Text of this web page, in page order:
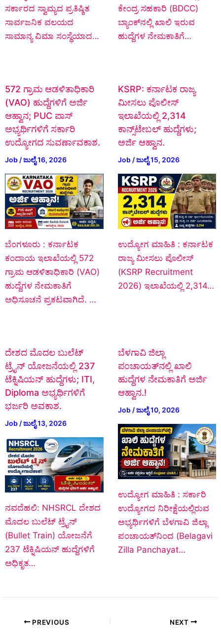
ಸರ್ಕಾರದ ಸ್ವಾಮ್ಯದ ಪ್ರತಿಷ್ಠಿತ
ಸಾರ್ವಜನಿಕ ವಲಯದ
ಸಾಮಾನ್ಯ ವಿಮಾ ಸಂಸ್ಥೆಯಾದ…
ಕೇಂದ್ರ ಸಹಕಾರಿ (BDCC)
ಬ್ಯಾಂಕ್‌ನಲ್ಲಿ ಖಾಲಿ ಇರುವ
ಹುದ್ದೆಗಳ ನೇಮಕಾತಿಗೆ…
572 ಗ್ರಾಮ ಆಡಳಿತಾಧಿಕಾರಿ
(VAO) ಹುದ್ದೆಗಳಿಗೆ ಅರ್ಜಿ
ಆಹ್ವಾನ; PUC ಪಾಸ್
ಅಭ್ಯರ್ಥಿಗಳಿಗೆ ಸರ್ಕಾರಿ
ಉದ್ಯೋಗದ ಸುವರ್ಣಾವಕಾಶ.
Job /ಜುಲೈ 16, 2026
ಬೆಂಗಳೂರು : ಕರ್ನಾಟಕ
ಕಂದಾಯ ಇಲಾಖೆಯಲ್ಲಿ 572
ಗ್ರಾಮ ಆಡಳಿತಾಧಿಕಾರಿ (VAO)
ಹುದ್ದೆಗಳ ನೇಮಕಾತಿಗೆ
ಅಧಿಸೂಚನೆ ಪ್ರಕಟವಾಗಿದೆ. …
KSRP: ಕರ್ನಾಟಕ ರಾಜ್ಯ
ಮೀಸಲು ಪೊಲೀಸ್
ಇಲಾಖೆಯಲ್ಲಿ 2,314
ಕಾನ್ಸ್‌ಟೇಬಲ್ ಹುದ್ದೆಗಳು;
ಅರ್ಜಿ ಆಹ್ವಾನ.
Job/ಜುಲೈ 15, 2026
ಉದ್ಯೋಗ ಮಾಹಿತಿ : ಕರ್ನಾಟಕ
ರಾಜ್ಯ ಮೀಸಲು ಪೊಲೀಸ್
(KSRP Recruitment
2026) ಇಲಾಖೆಯಲ್ಲಿ 2,314…
ದೇಶದ ಮೊದಲ ಬುಲೆಟ್
ಟ್ರೈನ್ ಯೋಜನೆಯಲ್ಲಿ 237
ಟೆಕ್ನಿಷಿಯನ್ ಹುದ್ದೆಗಳು; ITI,
Diploma ಅಭ್ಯರ್ಥಿಗಳಿಗೆ
ಭರ್ಜರಿ ಅವಕಾಶ.
Job /ಜುಲೈ 13, 2026
ನವದೆಹಲಿ: NHSRCL ದೇಶದ
ಮೊದಲ ಬುಲೆಟ್ ಟ್ರೈನ್
(Bullet Train) ಯೋಜನೆಗೆ
237 ಟೆಕ್ನಿಷಿಯನ್ ಹುದ್ದೆಗಳಿಗೆ
ಅಧಿಕೃತ…
ಬೆಳಗಾವಿ ಜಿಲ್ಲಾ
ಪಂಚಾಯತ್‌ನಲ್ಲಿ ಖಾಲಿ
ಹುದ್ದೆಗಳ ನೇಮಕಾತಿಗೆ ಅರ್ಜಿ
ಆಹ್ವಾನ.!
Job/ಜುಲೈ 10, 2026
ಉದ್ಯೋಗ ಮಾಹಿತಿ : ಸರ್ಕಾರಿ
ಉದ್ಯೋಗದ ನಿರೀಕ್ಷೆಯಲ್ಲಿರುವ
ಅಭ್ಯರ್ಥಿಗಳಿಗೆ ಬೆಳಗಾವಿ ಜಿಲ್ಲಾ
ಪಂಚಾಯತ್‌ನಿಂದ (Belagavi
Zilla Panchayat…
PREVIOUS NEXT